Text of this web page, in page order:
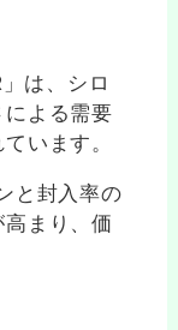
は、シロ
よる需要
います。
と封入率の
まり、価